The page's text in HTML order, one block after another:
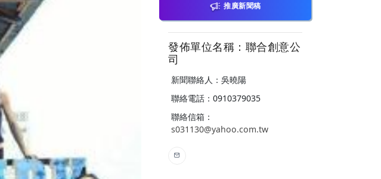
推廣新聞稿
發佈單位名稱：聯合創意公
司
新聞聯絡人：吳曉陽
聯絡電話：0910379035
聯絡信箱：
s031130@yahoo.com.tw